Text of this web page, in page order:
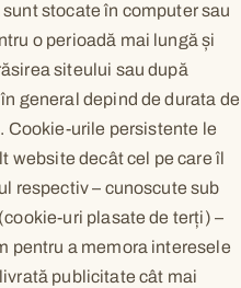
stocate în computer sau
o perioadă mai lungă și
siteului sau după
general depind de durata de
Cookie-urile persistente le
website decât cel pe care îl
respectiv – cunoscute sub
uri plasate de terți) –
pentru a memora interesele
publicitate cât mai